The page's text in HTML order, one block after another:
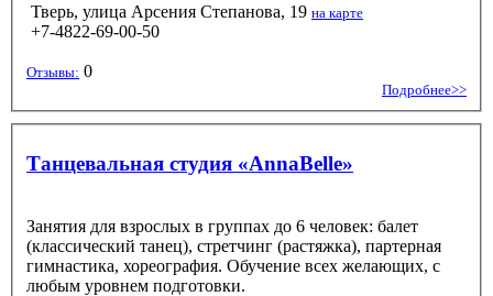
Тверь, улица Арсения Степанова, 19 на карте
+7-4822-69-00-50
Отзывы: 0
Подробнее>>
Танцевальная студия «AnnaBelle»
Занятия для взрослых в группах до 6 человек: балет
(классический танец), стретчинг (растяжка), партерная
гимнастика, хореография. Обучение всех желающих, с
любым уровнем подготовки.